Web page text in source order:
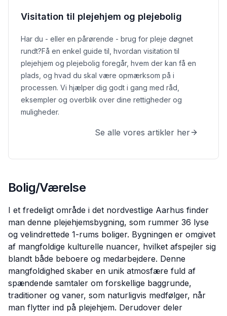
Visitation til plejehjem og plejebolig
Har du - eller en pårørende - brug for pleje døgnet
rundt?Få en enkel guide til, hvordan visitation til
plejehjem og plejebolig foregår, hvem der kan få en
plads, og hvad du skal være opmærksom på i
processen. Vi hjælper dig godt i gang med råd,
eksempler og overblik over dine rettigheder og
muligheder.
Se alle vores artikler her
Bolig/Værelse
I et fredeligt område i det nordvestlige Aarhus finder
man denne plejehjemsbygning, som rummer 36 lyse
og velindrettede 1-rums boliger. Bygningen er omgivet
af mangfoldige kulturelle nuancer, hvilket afspejler sig
blandt både beboere og medarbejdere. Denne
mangfoldighed skaber en unik atmosfære fuld af
spændende samtaler om forskellige baggrunde,
traditioner og vaner, som naturligvis medfølger, når
man flytter ind på plejehjem. Derudover deler